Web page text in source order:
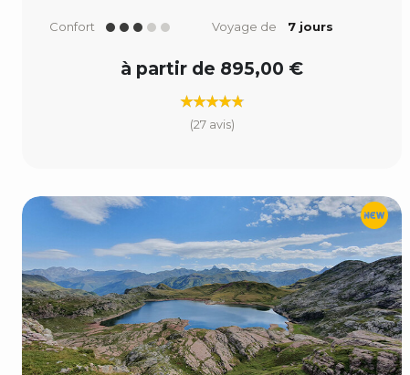
Confort Voyage de 7 jours
à partir de 895,00 €
(27 avis)